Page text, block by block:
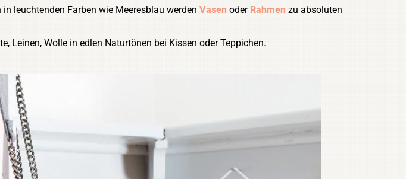
leuchtenden Farben wie Meeresblau werdenVasen oder Rahmen zu absoluten
Leinen, Wolle in edlen Naturtönen bei Kissen oder Teppichen.